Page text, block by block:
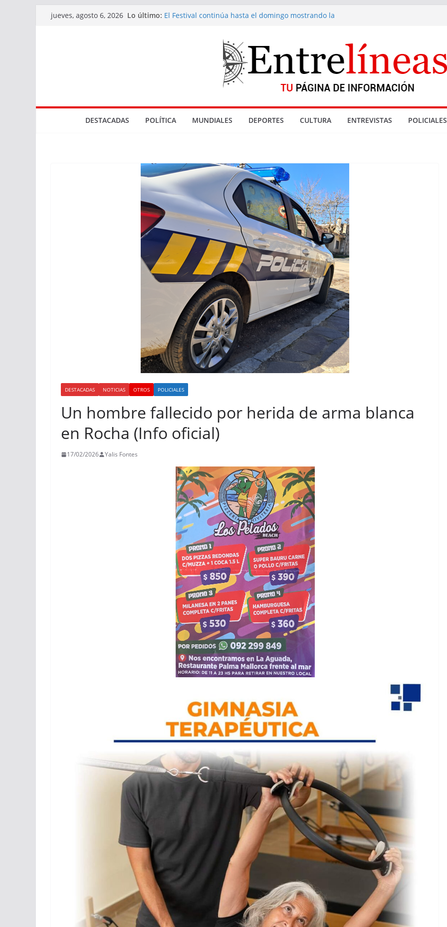
Saltarjueves, agosto 6, 2026 Lo último: El Festival continúa hasta el domingo mostrando la
Tres bocas de venta de drogas cerradas en La Paloma
El Marco de los Reyes
Parque NBA en Gramado
DESTACADAS POLÍTICA MUNDIALES DEPORTES CULTURA ENTREVISTAS POLICIALES
DESTACADAS NOTICIAS OTROS POLICIALES
Un hombre fallecido por herida de arma blanca
en Rocha (Info oficial)
17/02/2026 Yalis Fontes